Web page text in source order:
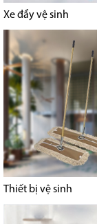
Xe đẩy vệ sinh
Thiết bị vệ sinh